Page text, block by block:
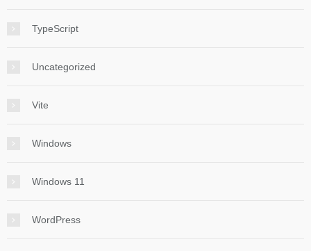
TypeScript
Uncategorized
Vite
Windows
Windows 11
WordPress